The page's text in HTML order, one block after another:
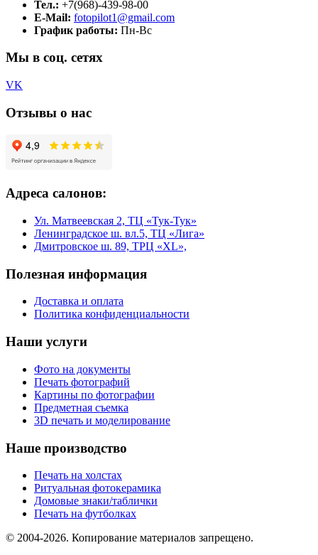
Тел.: +7(968)-439-98-00
E-Mail: fotopilot1@gmail.com
График работы: Пн-Вс
Мы в соц. сетях
VK
Отзывы о нас
Адреса салонов:
Ул. Матвеевская 2, ТЦ «Тук-Тук»
Ленинградское ш. вл.5, ТЦ «Лига»
Дмитровское ш. 89, ТРЦ «XL»,
Полезная информация
Доставка и оплата
Политика конфиденциальности
Наши услуги
Фото на документы
Печать фотографий
Картины по фотографии
Предметная съемка
3D печать и моделирование
Наше производство
Печать на холстах
Ритуальная фотокерамика
Домовые знаки/таблички
Печать на футболках
© 2004-2026. Копирование материалов запрещено.